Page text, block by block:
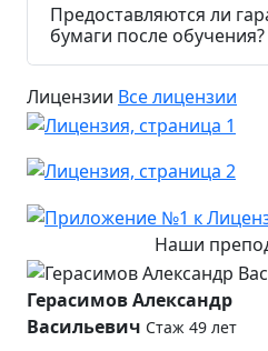
Предоставляются ли
бумаги после обучения?
Лицензии Все лицензии
Наши
Герасимов Александр
Васильевич Стаж 49 лет